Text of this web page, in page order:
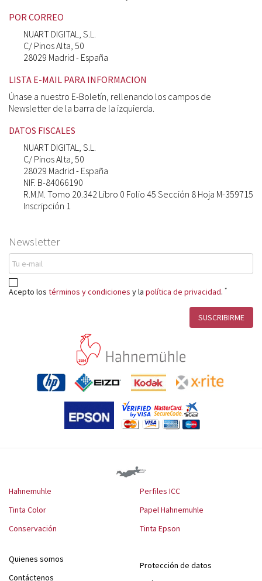
Newsletter
Acepto los términos y condiciones y la política de privacidad. *
POR CORREO
NUART DIGITAL, S.L.
C/ Pinos Alta, 50
28029 Madrid - España
LISTA E-MAIL PARA INFORMACION
Únase a nuestro E-Boletín, rellenando los campos de
Newsletter de la barra de la izquierda.
DATOS FISCALES
NUART DIGITAL, S.L.
C/ Pinos Alta, 50
28029 Madrid - España
NIF. B-84066190
R.M.M. Tomo 20.342 Libro 0 Folio 45 Sección 8 Hoja M-359715
Inscripción 1
Hahnemuhle
Tinta Color
Conservación
Perfiles ICC
Papel Hahnemuhle
Tinta Epson
Quienes somos
Contáctenos
Protección de datos